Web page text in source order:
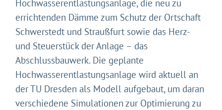
Hochwasserentlastungsanlage, die neu zu
errichtenden Dämme zum Schutz der Ortschaft
Schwerstedt und Straußfurt sowie das Herz-
und Steuerstück der Anlage – das
Abschlussbauwerk. Die geplante
Hochwasserentlastungsanlage wird aktuell an
der TU Dresden als Modell aufgebaut, um daran
verschiedene Simulationen zur Optimierung zu